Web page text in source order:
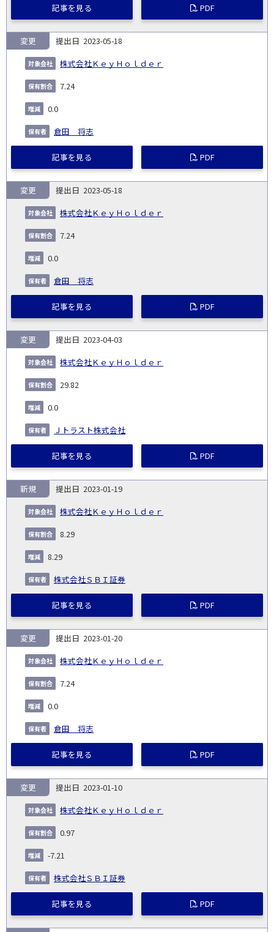
記事を見る PDF
2023-05-18
株式会社ＫｅｙＨｏｌｄｅｒ
変更
7.24
0.0
倉田 将志
記事を見る PDF
2023-05-18
株式会社ＫｅｙＨｏｌｄｅｒ
変更
7.24
0.0
倉田 将志
記事を見る PDF
2023-04-03
株式会社ＫｅｙＨｏｌｄｅｒ
変更
29.82
0.0
Ｊトラスト株式会社
記事を見る PDF
2023-01-19
株式会社ＫｅｙＨｏｌｄｅｒ
新規
8.29
8.29
株式会社ＳＢＩ証券
記事を見る PDF
2023-01-20
株式会社ＫｅｙＨｏｌｄｅｒ
変更
7.24
0.0
倉田 将志
記事を見る PDF
2023-01-10
株式会社ＫｅｙＨｏｌｄｅｒ
変更
0.97
-7.21
株式会社ＳＢＩ証券
記事を見る PDF